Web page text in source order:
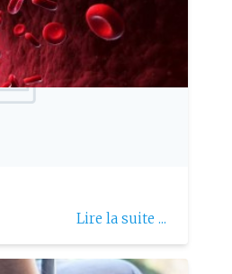
Lire la suite ...